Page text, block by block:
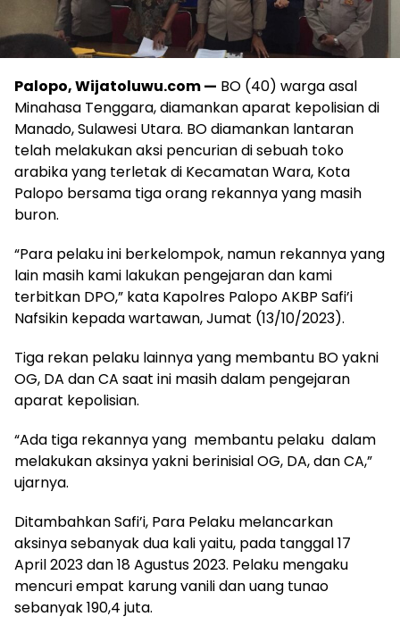
Palopo, Wijatoluwu.com — BO (40) warga asal
Minahasa Tenggara, diamankan aparat kepolisian di
Manado, Sulawesi Utara. BO diamankan lantaran
telah melakukan aksi pencurian di sebuah toko
arabika yang terletak di Kecamatan Wara, Kota
Palopo bersama tiga orang rekannya yang masih
buron.
“Para pelaku ini berkelompok, namun rekannya yang
lain masih kami lakukan pengejaran dan kami
terbitkan DPO,” kata Kapolres Palopo AKBP Safi’i
Nafsikin kepada wartawan, Jumat (13/10/2023).
Tiga rekan pelaku lainnya yang membantu BO yakni
OG, DA dan CA saat ini masih dalam pengejaran
aparat kepolisian.
“Ada tiga rekannya yang membantu pelaku dalam
melakukan aksinya yakni berinisial OG, DA, dan CA,”
ujarnya.
Ditambahkan Safi’i, Para Pelaku melancarkan
aksinya sebanyak dua kali yaitu, pada tanggal 17
April 2023 dan 18 Agustus 2023. Pelaku mengaku
mencuri empat karung vanili dan uang tunao
sebanyak 190,4 juta.